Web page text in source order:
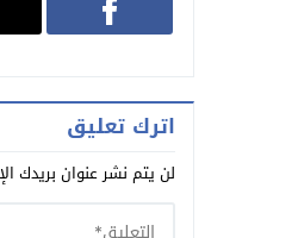
اترك تعليق
لن يتم نشر عنوان بريدك